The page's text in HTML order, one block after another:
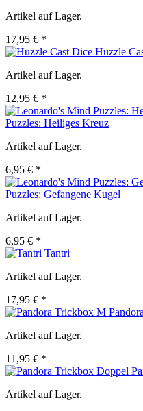
Artikel auf Lager.
17,95 € *
Huzzle
Artikel auf Lager.
12,95 € *
Puzzles: Heiliges Kreuz
Artikel auf Lager.
6,95 € *
Puzzles: Gefangene Kugel
Artikel auf Lager.
6,95 € *
Tantri
Artikel auf Lager.
17,95 € *
Artikel auf Lager.
11,95 € *
Artikel auf Lager.